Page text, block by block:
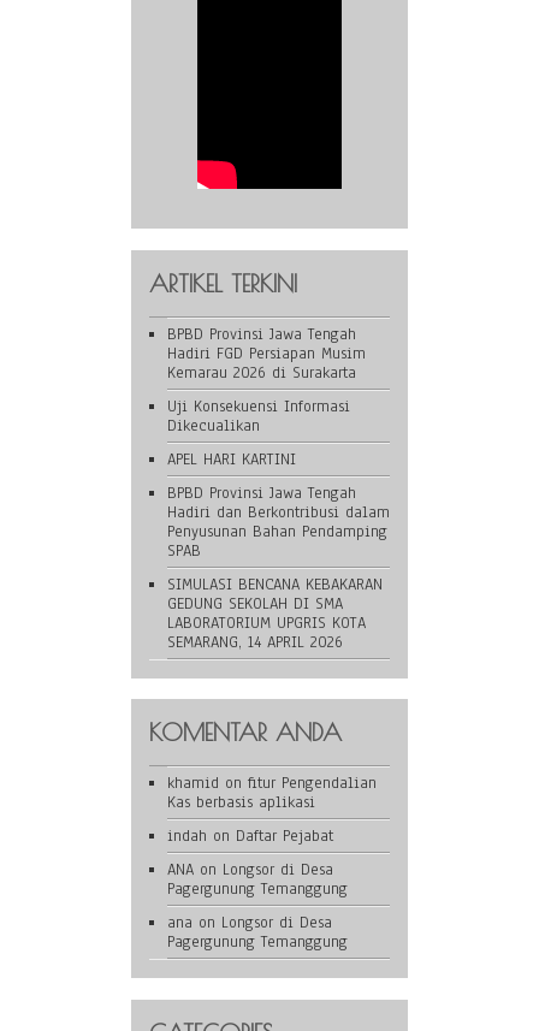
ARTIKEL TERKINI
BPBD Provinsi Jawa Tengah
Hadiri FGD Persiapan Musim
Kemarau 2026 di Surakarta
Uji Konsekuensi Informasi
Dikecualikan
APEL HARI KARTINI
BPBD Provinsi Jawa Tengah
Hadiri dan Berkontribusi dalam
Penyusunan Bahan Pendamping
SPAB
SIMULASI BENCANA KEBAKARAN
GEDUNG SEKOLAH DI SMA
LABORATORIUM UPGRIS KOTA
SEMARANG, 14 APRIL 2026
KOMENTAR ANDA
khamid on fitur Pengendalian
Kas berbasis aplikasi
indah on Daftar Pejabat
ANA on Longsor di Desa
Pagergunung Temanggung
ana on Longsor di Desa
Pagergunung Temanggung